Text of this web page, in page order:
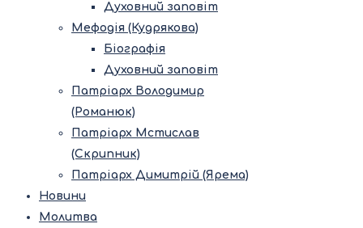
Духовний заповіт
Мефодія (Кудрякова)
Біографія
Духовний заповіт
Патріарх Володимир
(Романюк)
Патріарх Мстислав
(Скрипник)
Патріарх Димитрій (Ярема)
Новини
Молитва